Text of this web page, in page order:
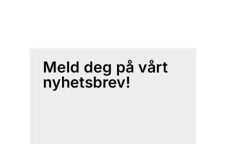
Meld deg på vårt
nyhetsbrev!